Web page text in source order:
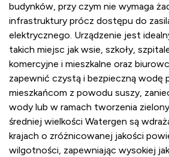
budynków, przy czym nie wymaga
infrastruktury prócz dostępu do
elektrycznego. Urządzenie jest
takich miejsc jak wsie, szkoły,
komercyjne i mieszkalne oraz
zapewnić czystą i bezpieczną wodę
mieszkańcom z powodu suszy,
wody lub w ramach tworzenia
średniej wielkości Watergen są
krajach o zróżnicowanej jakości
wilgotności, zapewniając wysokiej